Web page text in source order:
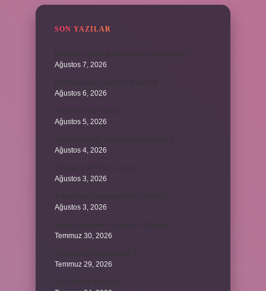
SON YAZILAR
Ağustos 7, 2026
Ağustos 6, 2026
Ağustos 5, 2026
Ağustos 4, 2026
Ağustos 3, 2026
Ağustos 3, 2026
Temmuz 30, 2026
Temmuz 29, 2026